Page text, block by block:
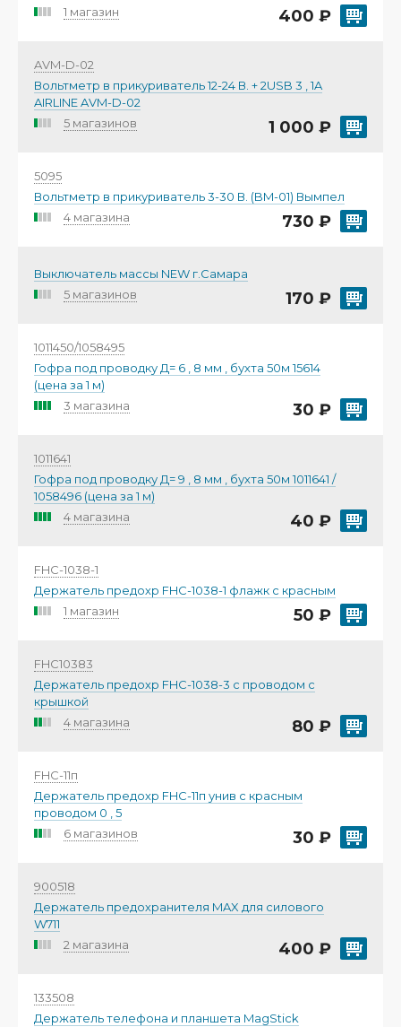
1 магазин
400 ₽
AVM-D-02
Вольтметр в прикуриватель 12-24 В. + 2USB 3 , 1A
AIRLINE AVM-D-02
5 магазинов
1 000 ₽
5095
Вольтметр в прикуриватель 3-30 В. (BM-01) Вымпел
4 магазина
730 ₽
Выключатель массы NEW г.Самара
5 магазинов
170 ₽
1011450/1058495
Гофра под проводку Д= 6 , 8 мм , бухта 50м 15614
(цена за 1 м)
3 магазина
30 ₽
1011641
Гофра под проводку Д= 9 , 8 мм , бухта 50м 1011641 /
1058496 (цена за 1 м)
4 магазина
40 ₽
FHC-1038-1
Держатель предохр FHС-1038-1 флажк с красным
1 магазин
50 ₽
FHC10383
Держатель предохр FHС-1038-3 с проводом с
крышкой
4 магазина
80 ₽
FHC-11п
Держатель предохр FHС-11п унив с красным
проводом 0 , 5
6 магазинов
30 ₽
900518
Держатель предохранителя MAX для силового
W711
2 магазина
400 ₽
133508
Держатель телефона и планшета MagStick